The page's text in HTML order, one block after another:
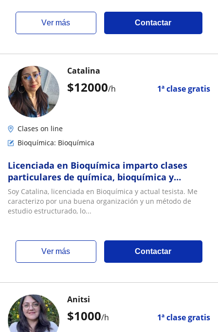
ver más Contactar
$12000/h 1ª clase gratis
Catalina
Clases on line
Bioquímica: Bioquímica
Licenciada en Bioquímica imparto clases
particulares de química, bioquímica y
biología celular, además de matemática
(PAES)
Soy Catalina, licenciada en Bioquímica y actual tesista. Me
caracterizo por una buena organización y un método de
estudio estructurado, lo...
ver más Contactar
$1000/h 1ª clase gratis
Anitsi